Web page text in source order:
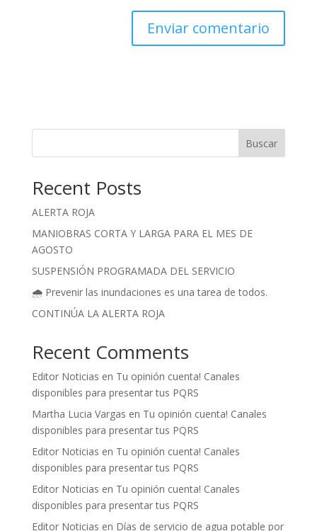
Buscar
Recent Posts
ALERTA ROJA
MANIOBRAS CORTA Y LARGA PARA EL MES DE
AGOSTO
SUSPENSIÓN PROGRAMADA DEL SERVICIO
🌧️ Prevenir las inundaciones es una tarea de todos.
CONTINÚA LA ALERTA ROJA
Recent Comments
Editor Noticias en Tu opinión cuenta! Canales
disponibles para presentar tus PQRS
Martha Lucia Vargas en Tu opinión cuenta! Canales
disponibles para presentar tus PQRS
Editor Noticias en Tu opinión cuenta! Canales
disponibles para presentar tus PQRS
Editor Noticias en Tu opinión cuenta! Canales
disponibles para presentar tus PQRS
Editor Noticias en Días de servicio de agua potable por